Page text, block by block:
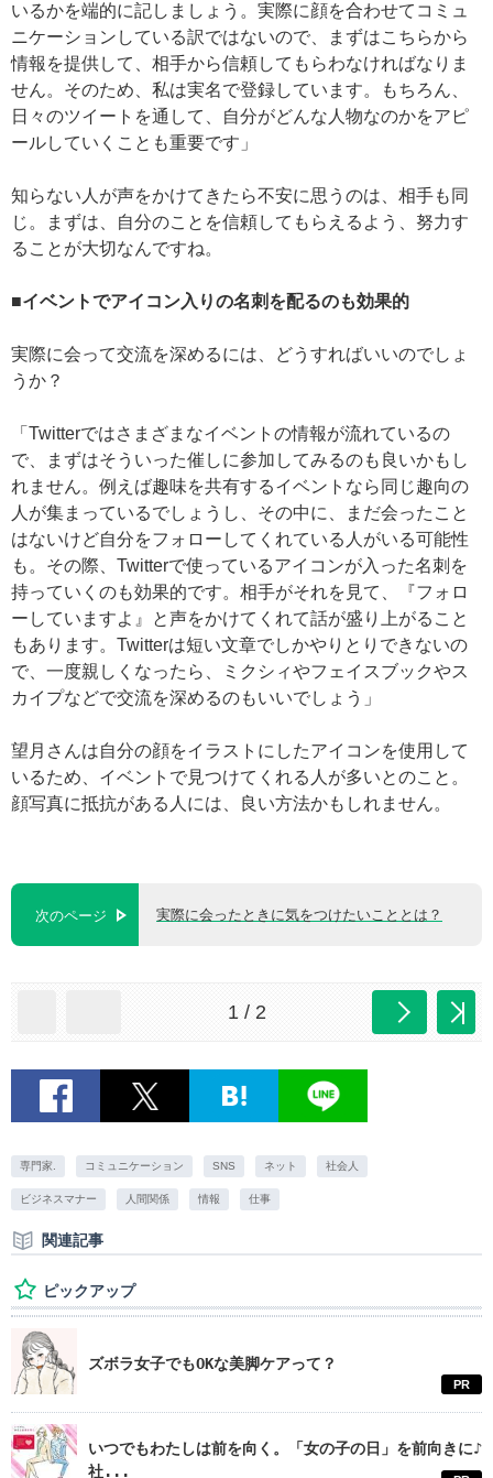
いるかを端的に記しましょう。実際に顔を合わせてコミュ
ニケーションしている訳ではないので、まずはこちらから
情報を提供して、相手から信頼してもらわなければなりま
せん。そのため、私は実名で登録しています。もちろん、
日々のツイートを通して、自分がどんな人物なのかをアピ
ールしていくことも重要です」
知らない人が声をかけてきたら不安に思うのは、相手も同
じ。まずは、自分のことを信頼してもらえるよう、努力す
ることが大切なんですね。
■イベントでアイコン入りの名刺を配るのも効果的
実際に会って交流を深めるには、どうすればいいのでしょ
うか？
「Twitterではさまざまなイベントの情報が流れているの
で、まずはそういった催しに参加してみるのも良いかもし
れません。例えば趣味を共有するイベントなら同じ趣向の
人が集まっているでしょうし、その中に、まだ会ったこと
はないけど自分をフォローしてくれている人がいる可能性
も。その際、Twitterで使っているアイコンが入った名刺を
持っていくのも効果的です。相手がそれを見て、『フォロ
ーしていますよ』と声をかけてくれて話が盛り上がること
もあります。Twitterは短い文章でしかやりとりできないの
で、一度親しくなったら、ミクシィやフェイスブックやス
カイプなどで交流を深めるのもいいでしょう」
望月さんは自分の顔をイラストにしたアイコンを使用して
いるため、イベントで見つけてくれる人が多いとのこと。
顔写真に抵抗がある人には、良い方法かもしれません。
次のページ 実際に会ったときに気をつけたいこととは？
1 / 2
専門家. コミュニケーション SNS ネット 社会人
ビジネスマナー 人間関係 情報 仕事
関連記事
ピックアップ
ズボラ女子でもOKな美脚ケアって？
PR
いつでもわたしは前を向く。「女の子の日」を前向きに♪
社...